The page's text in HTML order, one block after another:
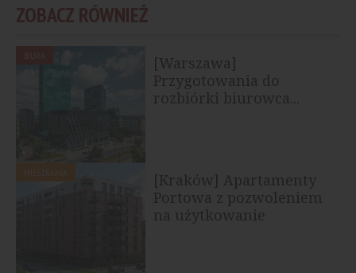
ZOBACZ RÓWNIEŻ
[Warszawa]
Przygotowania do
rozbiórki biurowca...
[Kraków] Apartamenty
Portowa z pozwoleniem
na użytkowanie